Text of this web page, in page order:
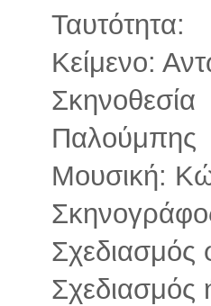
Ταυτότητα:
Κείμενο:
Παλούμπης
Μουσική: